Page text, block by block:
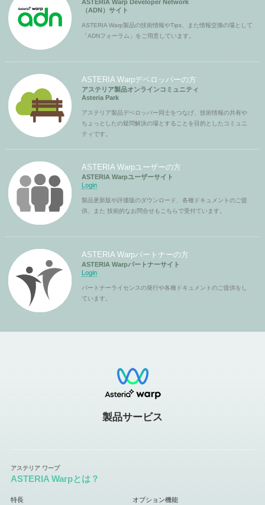
ASTERIA Warp Developer Network
（ADN）サイト
ASTERIA Warp製品の技術情報やTips、また情報交換の場として
「ADNフォーラム」をご用意しています。
ASTERIA Warpデベロッパーの方
アステリア製品オンラインコミュニティ
Asteria Park
アステリア製品デベロッパー同士をつなげ、技術情報の共有や
ちょっとしたの疑問解決の場とすることを目的としたコミュニ
ティです。
ASTERIA Warpユーザーの方
ASTERIA Warpユーザーサイト
Login
製品更新版や評価版のダウンロード、各種ドキュメントのご提
供、また 技術的なお問合せもこちらで受付ています。
ASTERIA Warpパートナーの方
ASTERIA Warpパートナーサイト
Login
パートナーライセンスの発行や各種ドキュメントのご提供をし
ています。
製品サービス
ASTERIA Warpとは？
特長 オプション機能